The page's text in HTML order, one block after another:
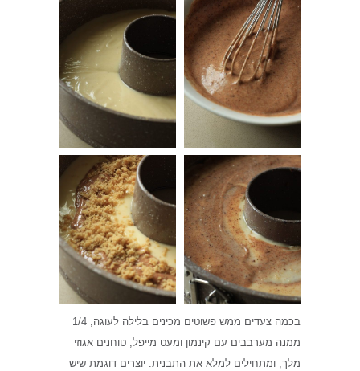
בכמה צעדים ממש פשוטים מכינים בלילה לעוגה, 1/4
ממנה מערבבים עם קינמון ומעט מייפל, טוחנים אגוזי
מלך, ומתחילים למלא את התבנית. יוצרים דוגמת שיש